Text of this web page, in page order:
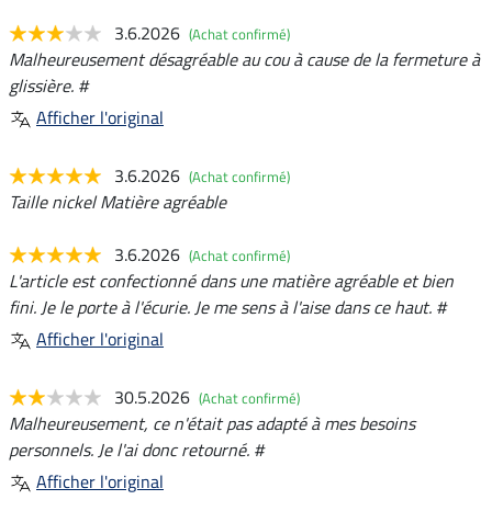
3.6.2026 (Achat confirmé)
Malheureusement désagréable au cou à cause de la fermeture à
glissière. #
Afficher l'original
3.6.2026 (Achat confirmé)
Taille nickel Matière agréable
3.6.2026 (Achat confirmé)
L'article est confectionné dans une matière agréable et bien
fini. Je le porte à l'écurie. Je me sens à l'aise dans ce haut. #
Afficher l'original
30.5.2026 (Achat confirmé)
Malheureusement, ce n'était pas adapté à mes besoins
personnels. Je l'ai donc retourné. #
Afficher l'original